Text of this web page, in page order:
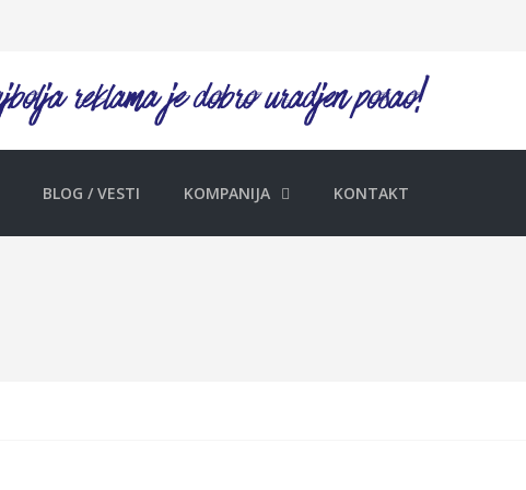
BLOG / VESTI KOMPANIJA KONTAKT